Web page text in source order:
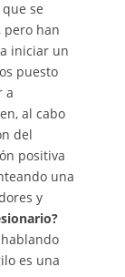
se
pero han
iniciar un
puesto
a
al cabo
del
positiva
una
y
es una